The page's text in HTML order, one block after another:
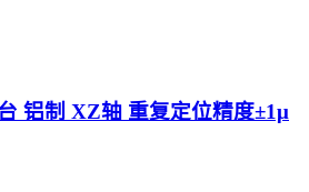
铝制 XZ轴 重复定位精度±1μ